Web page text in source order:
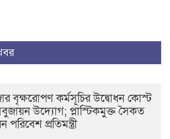
বৃক্ষরোপণ কর্মসূচির উদ্বোধন কোস্ট
সবুজায়ন উদ্যোগ; প্লাস্টিকমুক্ত সৈকত
প্রতিমন্ত্রী